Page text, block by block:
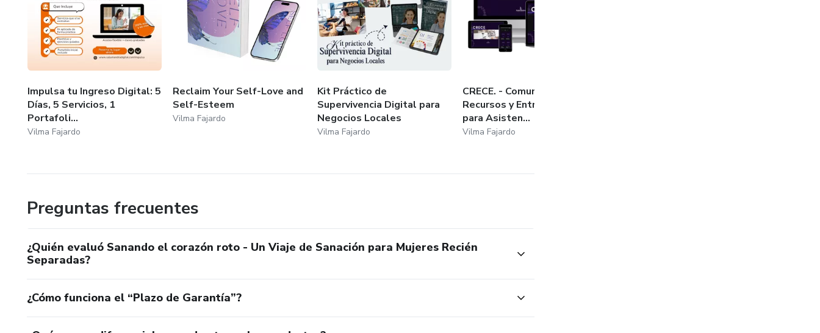
Impulsa tu Ingreso Digital: 5
Días, 5 Servicios, 1
Portafoli...
Vilma Fajardo
Reclaim Your Self-Love and
Self-Esteem
Vilma Fajardo
Kit Práctico de
Supervivencia Digital para
Negocios Locales
Vilma Fajardo
CRECE. - Comunidad de
Recursos y Entrenamiento
para Asisten...
Vilma Fajardo
Preguntas frecuentes
¿Quién evaluó Sanando el corazón roto - Un Viaje de Sanación para Mujeres Recién
Separadas?
¿Cómo funciona el “Plazo de Garantía”?